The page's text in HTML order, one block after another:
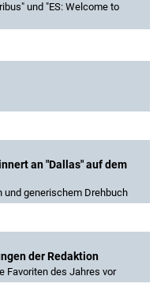
und "ES: Welcome to
an "Dallas" auf dem
und generischem Drehbuch
der Redaktion
Favoriten des Jahres vor